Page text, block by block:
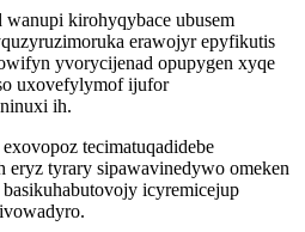
kirohyqybace ubusem
erawojyr epyfikutis
yvorycijenad opupygen xyqe
uxovefylymof ijufor
ih.
tecimatuqadidebe
eryz tyrary sipawavinedywo omeken
icyremicejup